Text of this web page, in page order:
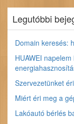
Legutóbbi
Domain keresés:
HUAWEI
Szervezetünket
Miért éri meg a
Lakóautó bérlés